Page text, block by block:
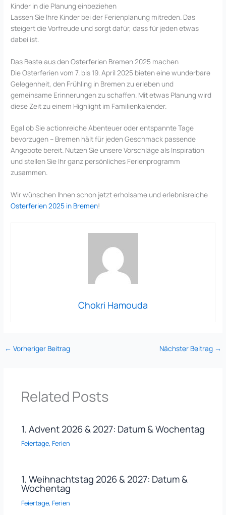
Kinder in die Planung einbeziehen
Lassen Sie Ihre Kinder bei der Ferienplanung mitreden. Das
steigert die Vorfreude und sorgt dafür, dass für jeden etwas
dabei ist.
Das Beste aus den Osterferien Bremen 2025 machen
Die Osterferien vom 7. bis 19. April 2025 bieten eine wunderbare
Gelegenheit, den Frühling in Bremen zu erleben und
gemeinsame Erinnerungen zu schaffen. Mit etwas Planung wird
diese Zeit zu einem Highlight im Familienkalender.
Egal ob Sie actionreiche Abenteuer oder entspannte Tage
bevorzugen – Bremen hält für jeden Geschmack passende
Angebote bereit. Nutzen Sie unsere Vorschläge als Inspiration
und stellen Sie Ihr ganz persönliches Ferienprogramm
zusammen.
Wir wünschen Ihnen schon jetzt erholsame und erlebnisreiche
Osterferien 2025 in Bremen!
Chokri Hamouda
← Vorheriger Beitrag Nächster Beitrag →
Related Posts
1. Advent 2026 & 2027: Datum & Wochentag
Feiertage, Ferien
1. Weihnachtstag 2026 & 2027: Datum &
Wochentag
Feiertage, Ferien